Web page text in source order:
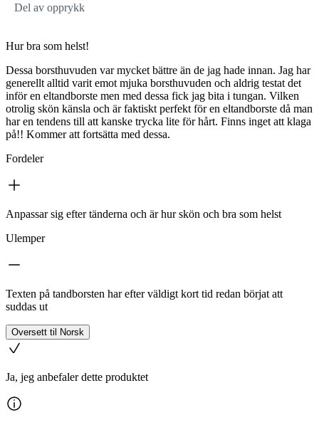
Del av opprykk
Hur bra som helst!
Dessa borsthuvuden var mycket bättre än de jag hade innan. Jag har
generellt alltid varit emot mjuka borsthuvuden och aldrig testat det
inför en eltandborste men med dessa fick jag bita i tungan. Vilken
otrolig skön känsla och är faktiskt perfekt för en eltandborste då man
har en tendens till att kanske trycka lite för hårt. Finns inget att klaga
på!! Kommer att fortsätta med dessa.
Fordeler
Anpassar sig efter tänderna och är hur skön och bra som helst
Ulemper
Texten på tandborsten har efter väldigt kort tid redan börjat att
suddas ut
Oversett til Norsk
Ja, jeg anbefaler dette produktet